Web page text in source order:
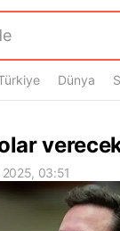
Dünya
03:51